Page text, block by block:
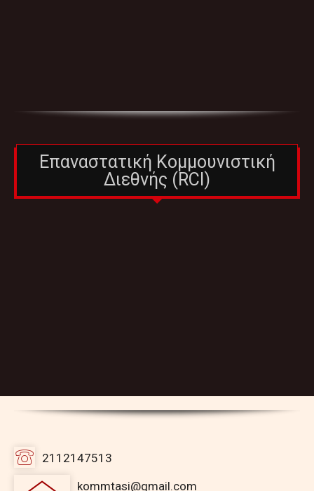
Επαναστατική Κομμουνιστική
Διεθνής (RCI)
2112147513
kommtasi@gmail.com